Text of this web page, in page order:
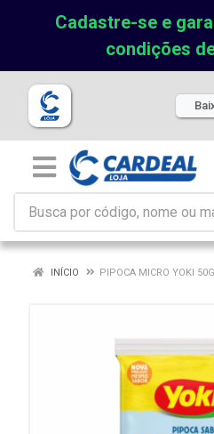
Cadastre-se e
condições
INÍCIO PIPOCA MICRO YOKI